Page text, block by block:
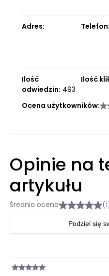
Adres: Telefon:
Ilość
odwiedzin: 493
Ilość
Ocena użytkowników:
Opinie na
artykułu
Średnia ocena
Podziel się